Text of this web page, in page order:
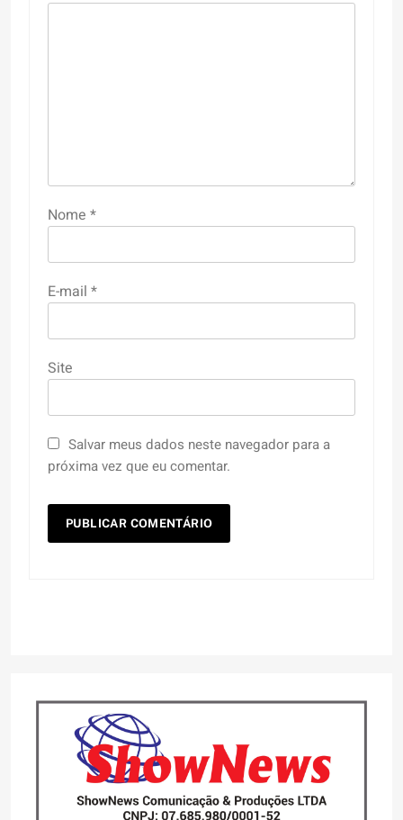
Nome *
E-mail *
Site
Salvar meus dados neste navegador para a
próxima vez que eu comentar.